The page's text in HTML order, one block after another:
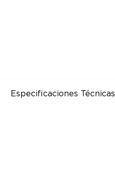
Especificaciones Técnicas